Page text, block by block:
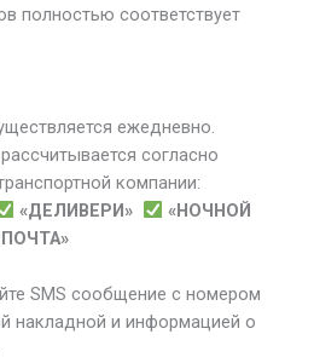
полностью соответствует
ежедневно.
согласно
компании:
«ДЕЛИВЕРИ»
«НОЧНОЙ
SMS сообщение с номером
накладной и информацией о